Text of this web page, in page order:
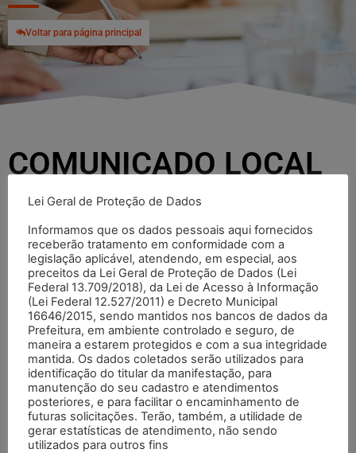
Voltar para página principal
COMUNICADO LOCAL
DA PROVA 24.05.26
TI Craisa 21/05/2026 15:12
Preencha o formulário abaixo e clique em "VER
DOCUMENTO".
Você será direcionado para o documento específico.
Seu nome (obrigatório)
Seu CPF (obrigatório)
Lei Geral de Proteção de Dados
Informamos que os dados pessoais aqui fornecidos
receberão tratamento em conformidade com a
legislação aplicável, atendendo, em especial, aos
preceitos da Lei Geral de Proteção de Dados (Lei
Federal 13.709/2018), da Lei de Acesso à Informação
(Lei Federal 12.527/2011) e Decreto Municipal
16646/2015, sendo mantidos nos bancos de dados da
Prefeitura, em ambiente controlado e seguro, de
maneira a estarem protegidos e com a sua integridade
mantida. Os dados coletados serão utilizados para
identificação do titular da manifestação, para
manutenção do seu cadastro e atendimentos
posteriores, e para facilitar o encaminhamento de
futuras solicitações. Terão, também, a utilidade de
gerar estatísticas de atendimento, não sendo
utilizados para outros fins